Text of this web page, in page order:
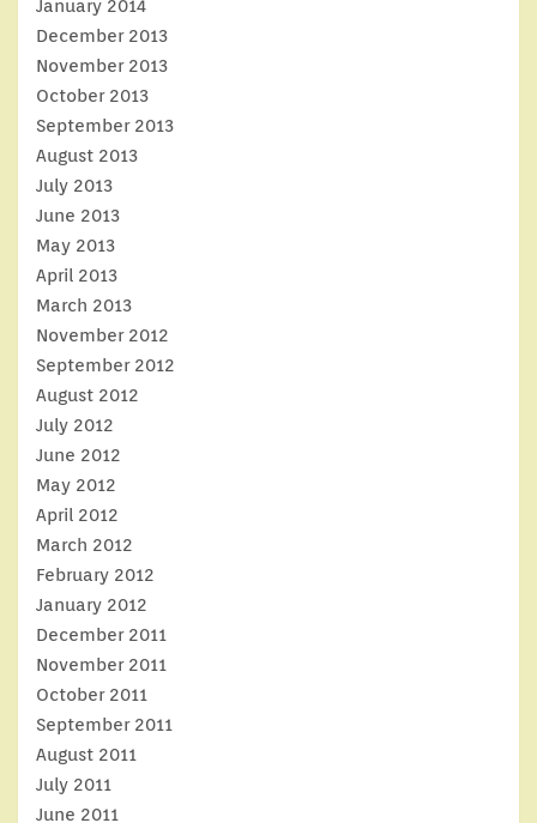
January 2014
December 2013
November 2013
October 2013
September 2013
August 2013
July 2013
June 2013
May 2013
April 2013
March 2013
November 2012
September 2012
August 2012
July 2012
June 2012
May 2012
April 2012
March 2012
February 2012
January 2012
December 2011
November 2011
October 2011
September 2011
August 2011
July 2011
June 2011